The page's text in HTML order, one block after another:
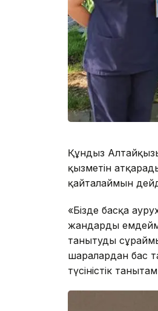
Құндыз
қызметін
қайталаймын
«Бізде басқа
жандарды
танытуды
шаралардан бас
түсіністік